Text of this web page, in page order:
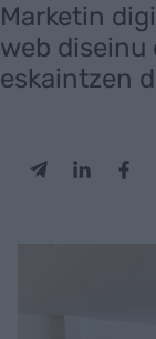
Marketin
web diseinu
eskaintzen